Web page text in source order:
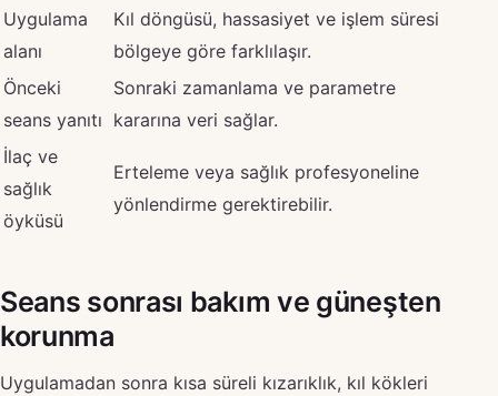
Uygulama
alanı
Kıl döngüsü, hassasiyet ve işlem süresi
bölgeye göre farklılaşır.
Önceki
seans yanıtı
Sonraki zamanlama ve parametre
kararına veri sağlar.
İlaç ve
sağlık
öyküsü
Erteleme veya sağlık profesyoneline
yönlendirme gerektirebilir.
Seans sonrası bakım ve güneşten
korunma
Uygulamadan sonra kısa süreli kızarıklık, kıl kökleri